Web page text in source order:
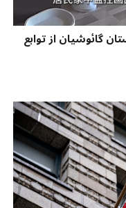
ریشتر شهرستان گائوشیان از توابع